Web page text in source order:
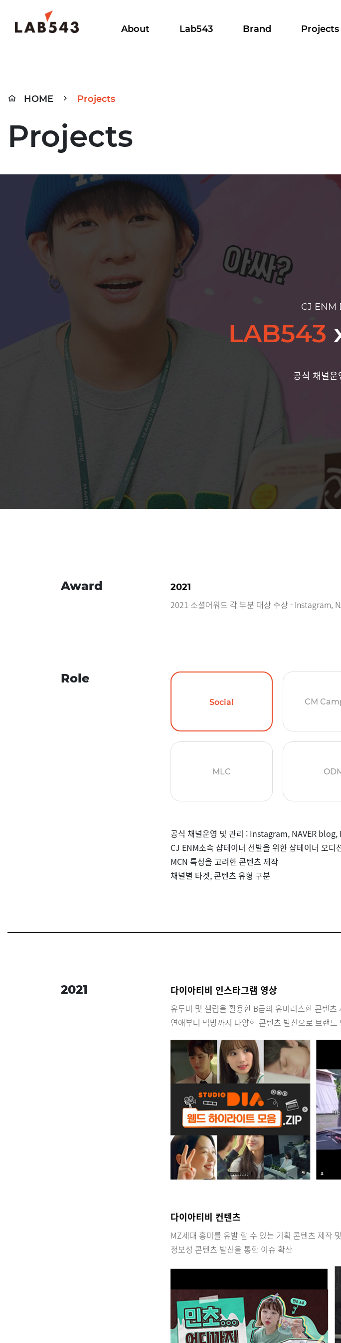
About Lab543 Brand Projects
HOME Projects
Projects
CJ ENM
LAB543
공식 채널운
Award 2021
2021 소셜어워드 각 부분 대상 수상 - Instagram,
Role
Social CM
MLC
공식 채널운영 및 관리 : Instagram, NAVER blog,
CJ ENM소속 샵테이너 선발을 위한 샵테이너 오디
MCN 특성을 고려한 콘텐츠 제작
채널별 타겟, 콘텐츠 유형 구분
2021 다이아티비 인스타그램 영상
유투버 및 셀럽을 활용한 B급의 유머러스한 콘텐츠
연애부터 먹방까지 다양한 콘텐츠 발신으로 브랜드
다이아티비 컨텐츠
MZ세대 흥미를 유발 할 수 있는 기획 콘텐츠 제작
정보성 콘텐츠 발신을 통한 이슈 확산